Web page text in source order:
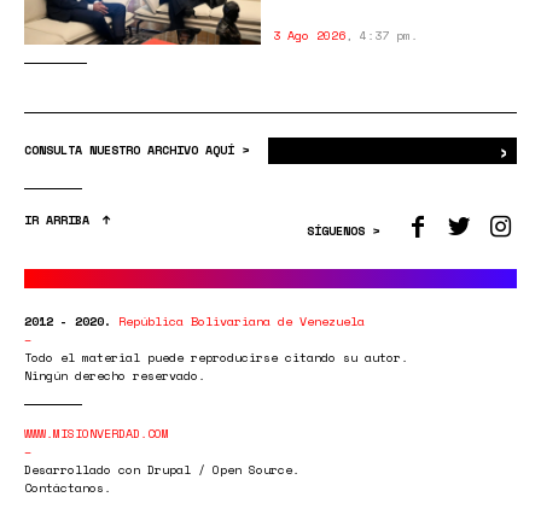
3 Ago 2026, 4:37 pm.
CONSULTA NUESTRO ARCHIVO AQUÍ > ›
IR ARRIBA
SÍGUENOS >
2012 - 2020. República Bolivariana de Venezuela
Todo el material puede reproducirse citando su autor.
Ningún derecho reservado.
WWW.MISIONVERDAD.COM
Desarrollado con Drupal / Open Source.
Contáctanos.